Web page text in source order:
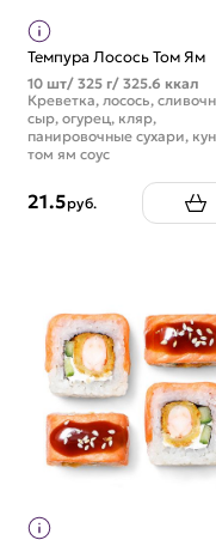
Темпура Лосось Том Ям
10 шт/ 325 г/ 325.6 ккал
Креветка, лосось,
сыр, огурец, кляр,
панировочные сухари,
том ям соус
21.5руб.